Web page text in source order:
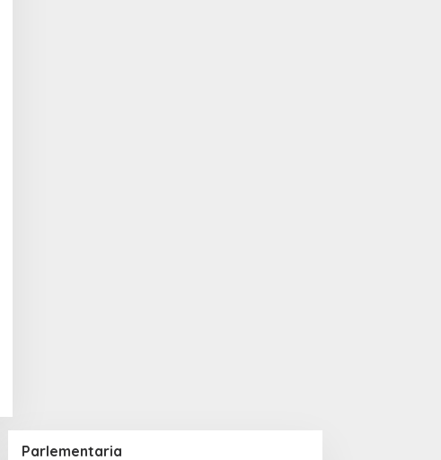
Parlementaria